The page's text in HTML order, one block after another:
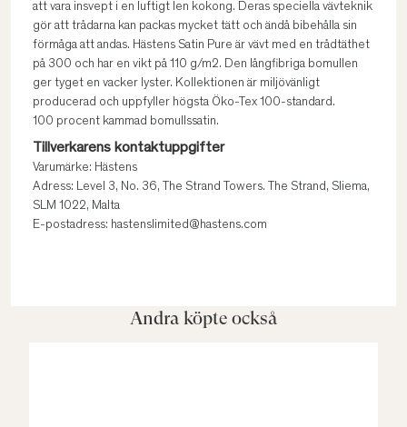
att vara insvept i en luftigt len kokong. Deras speciella vävteknik
gör att trådarna kan packas mycket tätt och ändå bibehålla sin
förmåga att andas. Hästens Satin Pure är vävt med en trådtäthet
på 300 och har en vikt på 110 g/m2. Den långfibriga bomullen
ger tyget en vacker lyster. Kollektionen är miljövänligt
producerad och uppfyller högsta Öko-Tex 100-standard.
100 procent kammad bomullssatin.
Tillverkarens kontaktuppgifter
Varumärke: Hästens
Adress: Level 3, No. 36, The Strand Towers. The Strand, Sliema,
SLM 1022, Malta
E-postadress: hastenslimited@hastens.com
Andra köpte också